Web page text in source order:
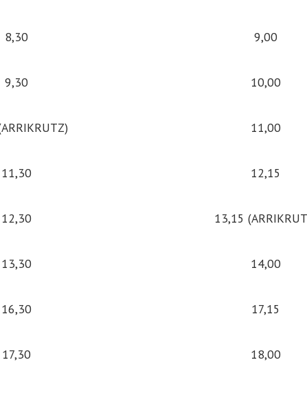
8,30 9,00
9,30 10,00
11,00
11,30 12,15
12,30 13,15
13,30 14,00
16,30 17,15
17,30 18,00